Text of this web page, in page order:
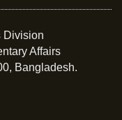
Division
Affairs
Bangladesh.